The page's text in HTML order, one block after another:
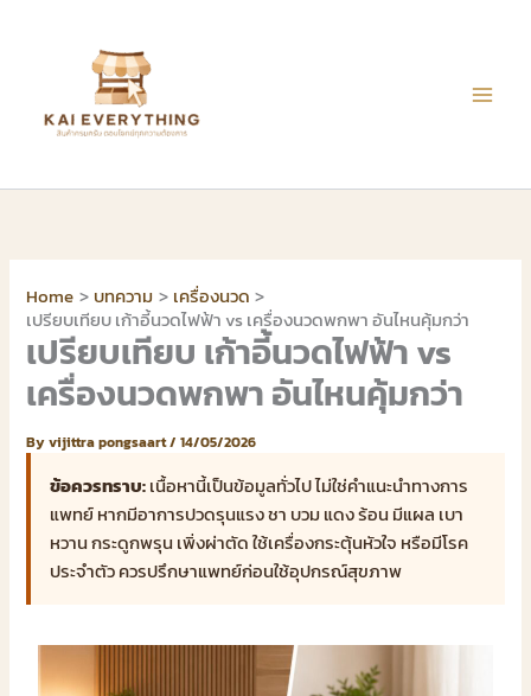
Home บทความ
เครื่องนวด
เปรียบเทียบ เก้าอี้นวดไฟฟ้า vs เครื่องนวดพกพา อันไหนคุ้มกว่า
เปรียบเทียบ เก้าอี้นวดไฟฟ้า vs
เครื่องนวดพกพา อันไหนคุ้มกว่า
Byvijittra pongsaart/14/05/2026
ข้อควรทราบ:เนื้อหานี้เป็นข้อมูลทั่วไป ไม่ใช่คำแนะนำทางการ
แพทย์ หากมีอาการปวดรุนแรง ชา บวม แดง ร้อน มีแผล เบา
หวาน กระดูกพรุน เพิ่งผ่าตัด ใช้เครื่องกระตุ้นหัวใจ หรือมีโรค
ประจำตัว ควรปรึกษาแพทย์ก่อนใช้อุปกรณ์สุขภาพ